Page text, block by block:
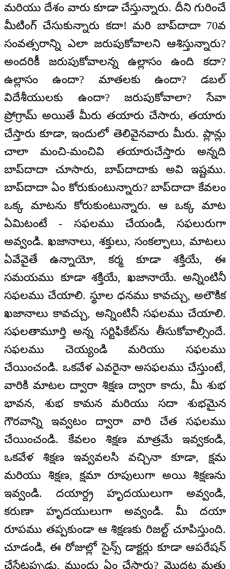
మరియు దేశం వారు కూడా చేస్తున్నారు. దీని గురించే
మీటింగ్ చేసుకున్నారు కదా! మరి బాప్‌దాదా 70వ
సంవత్సరాన్ని ఎలా జరుపుకోవాలని ఆశిస్తున్నారు?
అందరికీ జరుపుకోవాలన్న ఉల్లాసం ఉంది కదా?
ఉల్లాసం ఉందా? మాతలకు ఉందా? డబల్
విదేశీయులకు ఉందా? జరుపుకోవాలా? సేవా
ప్రోగ్రామ్ అయితే మీరు తయారు చేసారు, తయారు
చేస్తారు కూడా, ఇందులో తెలివైనవారు మీరు. ప్లాన్లు
చాలా మంచి-మంచివి తయారుచేస్తారు అన్నది
బాప్‌దాదా చూసారు, బాప్‌దాదాకు అవి ఇష్టము.
బాప్‌దాదా ఏం కోరుకుంటున్నారు? బాప్‌దాదా కేవలం
ఒక్క మాటను కోరుకుంటున్నారు. ఆ ఒక్క మాట
ఏమిటంటే - సఫలము చేయండి, సఫలురుగా
అవ్వండి. ఖజానాలు, శక్తులు, సంకల్పాలు, మాటలు
ఏవేవైతే ఉన్నాయో, కర్మ కూడా శక్తియే, ఈ
సమయము కూడా శక్తియే, ఖజానాయే. అన్నింటినీ
సఫలము చేయాలి. స్థూల ధనము కావచ్చు, అలౌకిక
ఖజానాలు కావచ్చు, అన్నింటినీ సఫలము చేయాలి.
సఫలతామూర్తి అన్న సర్టిఫికేట్‌ను తీసుకోవాల్సిందే.
సఫలము చెయ్యండి మరియు సఫలము
చేయించండి. ఒకవేళ ఎవరైనా అసఫలము చేస్తుంటే,
వారికి మాటల ద్వారా శిక్షణ ద్వారా కాదు, మీ శుభ
భావన, శుభ కామన మరియు సదా శుభమైన
గౌరవాన్ని ఇవ్వటం ద్వారా వారి చేత సఫలము
చేయించండి. కేవలం శిక్షణ మాత్రమే ఇవ్వకండి,
ఒకవేళ శిక్షణ ఇవ్వవలసి వచ్చినా కూడా, క్షమ
మరియు శిక్షణ, క్షమా రూపులుగా అయి శిక్షణను
ఇవ్వండి. దయార్ద్ర హృదయులుగా అవ్వండి,
కరుణా హృదయులుగా అవ్వండి. మీ దయా
రూపము తప్పకుండా ఆ శిక్షణకు రిజల్ట్ చూపిస్తుంది.
చూడండి, ఈ రోజుల్లో సైన్స్ డాక్టర్లు కూడా ఆపరేషన్
చేసేటప్పుడు, ముందు ఏం చేస్తారు? మొదట మత్తు